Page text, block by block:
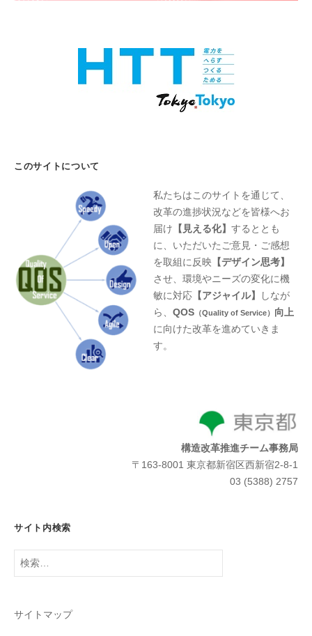
このサイトについて
私たちはこのサイトを通じて、
改革の進捗状況などを皆様へお
届け 【見える化】するととも
に、いただいたご意見・ご感想
を取組に反映 【デザイン思考】
させ、環境やニーズの変化に機
敏に対応 【アジャイル】
しなが
ら、QOS （Quality of Service） 向上
に向けた改革を進めていきま
す。
構造改革推進チーム事務局
〒163-8001 東京都新宿区西新宿2-8-1
03 (5388) 2757
サイト内検索
検
サイトマップ